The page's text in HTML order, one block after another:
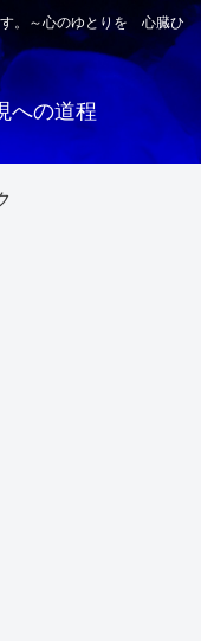
。～心のゆとりを 心臓ひ
への道程